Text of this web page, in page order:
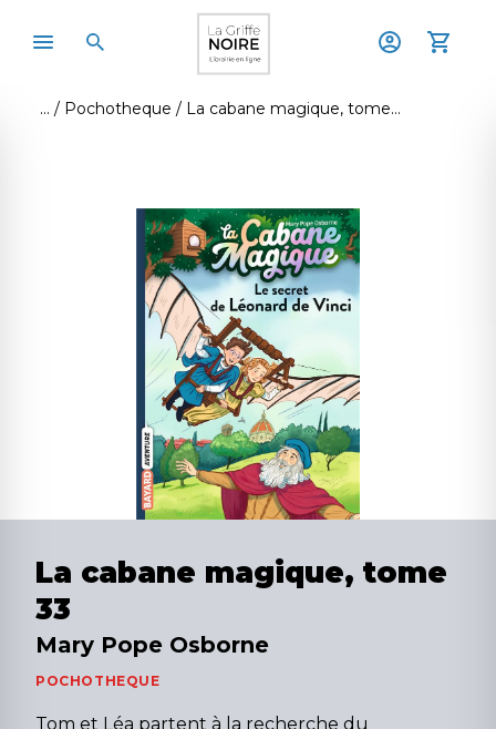
Pochotheque La cabane magique, tome 33
La cabane magique, tome
33
Mary Pope Osborne
POCHOTHEQUE
Tom et Léa partent à la recherche du